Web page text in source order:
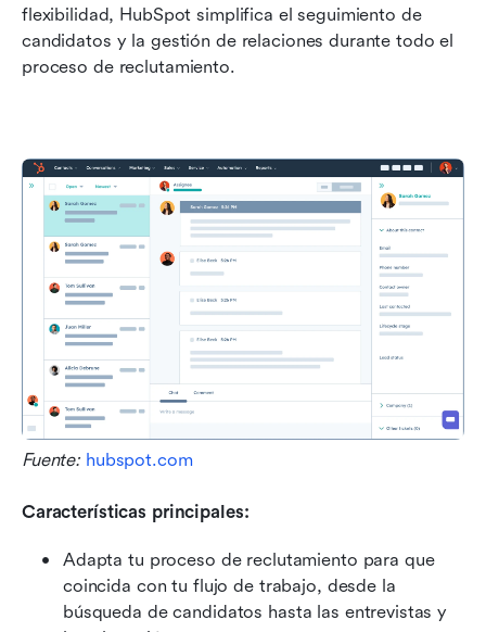
flexibilidad, HubSpot simplifica el seguimiento de
candidatos y la gestión de relaciones durante todo el
proceso de reclutamiento.
Fuente: hubspot.com
Características principales:
Adapta tu proceso de reclutamiento para que
coincida con tu flujo de trabajo, desde la
búsqueda de candidatos hasta las entrevistas y